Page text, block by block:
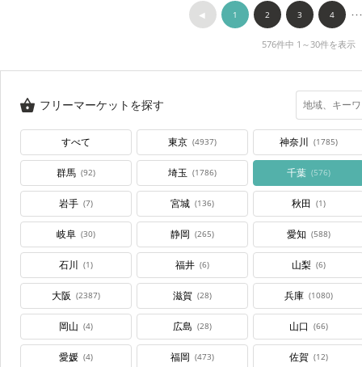
◀︎ 1 2 3 4 ･･･
576件中 1～30件を表示
フリーマーケットを探す
すべて 東京 (4937) 神奈川 (1785)
群馬 (92) 埼玉 (1786) 千葉 (576)
岩手 (7) 宮城 (136) 秋田 (1)
岐阜 (30) 静岡 (265) 愛知 (588)
石川 (1) 福井 (6) 山梨 (6)
大阪 (2387) 滋賀 (28) 兵庫 (1080)
岡山 (4) 広島 (28) 山口 (66)
愛媛 (4) 福岡 (473) 佐賀 (12)